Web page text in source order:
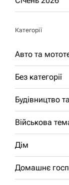
Категорії
Авто та
Без категорії
Будівництво
Військова
Дім
Домашнє